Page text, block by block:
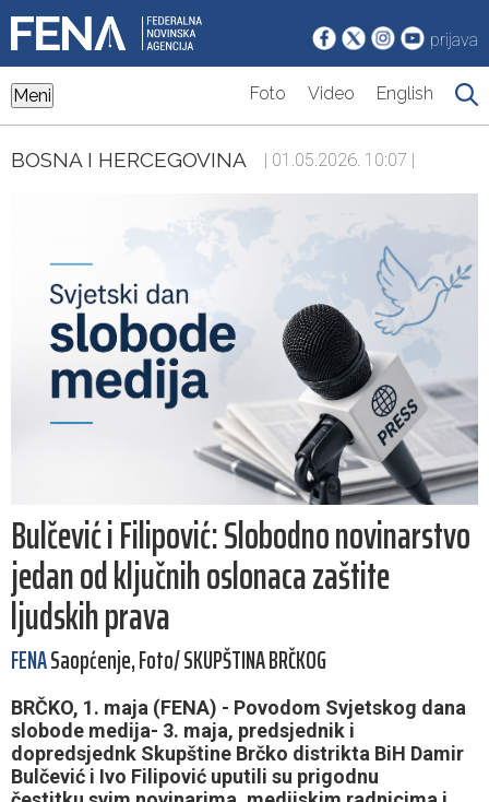
prijava
Meni Foto Video English
BOSNA I HERCEGOVINA | 01.05.2026. 10:07 |
Bulčević i Filipović: Slobodno novinarstvo
jedan od ključnih oslonaca zaštite
ljudskih prava
FENASaopćenje, Foto/ SKUPŠTINA BRČKOG
BRČKO, 1. maja (FENA) - Povodom Svjetskog dana
slobode medija- 3. maja, predsjednik i
dopredsjednk Skupštine Brčko distrikta BiH Damir
Bulčević i Ivo Filipović uputili su prigodnu